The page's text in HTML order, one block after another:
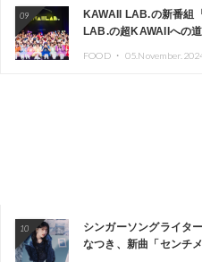
09
KAWAII LAB.の新番組
LAB.の超KAWAIIへの
FOOD ・
10
シンガーソングライタ
なつき、新曲「センチ